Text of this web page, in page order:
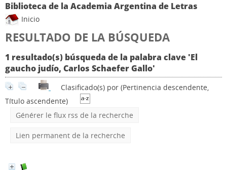
Biblioteca de la Academia Argentina de Letras
Inicio
RESULTADO DE LA BÚSQUEDA
1 resultado(s) búsqueda de la palabra clave 'El
gaucho judío, Carlos Schaefer Gallo'
Clasificado(s) por (Pertinencia descendente,
Título ascendente)
Générer le flux rss de la recherche
Lien permanent de la recherche